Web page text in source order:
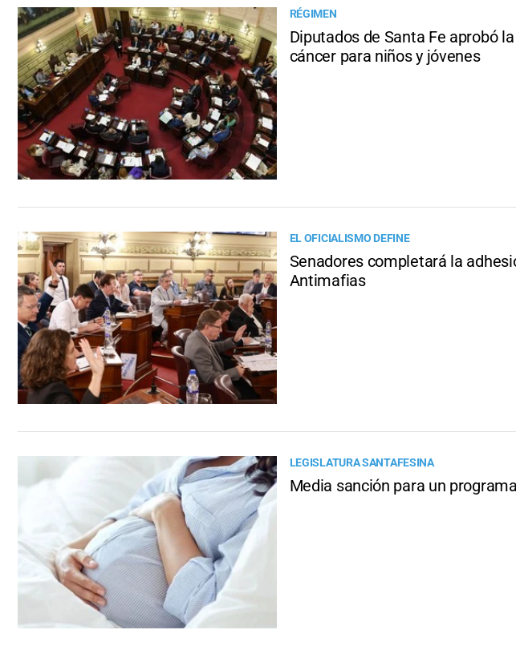
RÉGIMEN
Diputados de Santa Fe aprobó
cáncer para niños y jóvenes
EL OFICIALISMO DEFINE
Senadores completará la
Antimafias
LEGISLATURA SANTAFESINA
Media sanción para un